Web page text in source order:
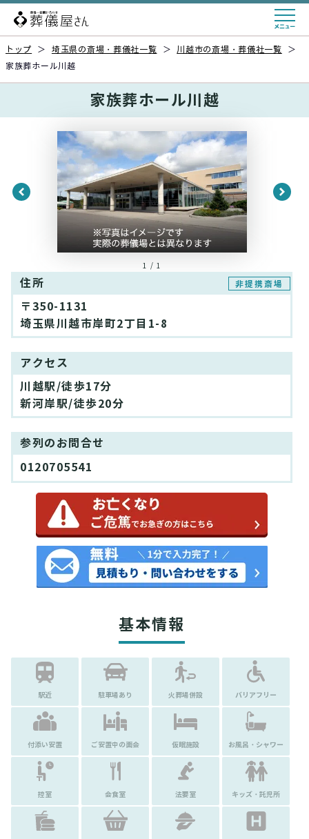
トップ ＞ 埼玉県の斎場・葬儀社一覧 ＞ 川越市の斎場・葬儀社一覧
＞
家族葬ホール川越
家族葬ホール川越
1 / 1
住所 非提携斎場
〒350-1131
埼玉県川越市岸町2丁目1-8
アクセス
川越駅/徒歩17分
新河岸駅/徒歩20分
参列のお問合せ
0120705541
基本情報
駅近 駐車場あり 火葬場併設 バリアフリー
付添い安置 ご安置中の面会 仮眠施設 お風呂・シャワー
控室 会食室 法要室 キッズ・託児所